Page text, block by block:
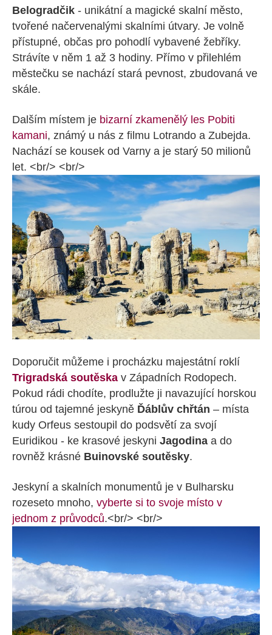
Belogradčik - unikátní a magické skalní město,
tvořené načervenalými skalními útvary. Je volně
přístupné, občas pro pohodlí vybavené žebříky.
Strávíte v něm 1 až 3 hodiny. Přímo v přilehlém
městečku se nachází stará pevnost, zbudovaná ve
skále.
Dalším místem je bizarní zkamenělý les Pobiti
kamani, známý u nás z filmu Lotrando a Zubejda.
Nachází se kousek od Varny a je starý 50 milionů
let. <br/> <br/>
Doporučit můžeme i procházku majestátní roklí
Trigradská soutěska v Západních Rodopech.
Pokud rádi chodíte, prodlužte ji navazující horskou
túrou od tajemné jeskyně Ďáblův chřtán – místa
kudy Orfeus sestoupil do podsvětí za svojí
Euridikou - ke krasové jeskyni Jagodina a do
rovněž krásné Buinovské soutěsky.
Jeskyní a skalních monumentů je v Bulharsku
rozeseto mnoho, vyberte si to svoje místo v
jednom z průvodců.<br/> <br/>